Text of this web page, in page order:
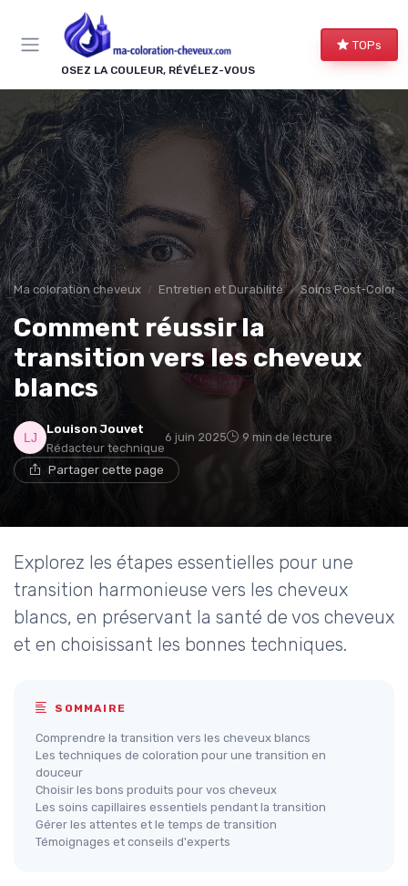
OSEZ LA COULEUR, RÉVÉLEZ-VOUS
TOPs
Ma coloration cheveux Entretien et Durabilité Soins Post-
Comment réussir la
transition vers les cheveux
blancs
Louison Jouvet
Rédacteur technique
6 juin 2025 9 min de lecture
Partager cette page
Explorez les étapes essentielles pour une
transition harmonieuse vers les cheveux
blancs, en préservant la santé de vos cheveux
et en choisissant les bonnes techniques.
SOMMAIRE
Comprendre la transition vers les cheveux blancs
Les techniques de coloration pour une transition en
douceur
Choisir les bons produits pour vos cheveux
Les soins capillaires essentiels pendant la transition
Gérer les attentes et le temps de transition
Témoignages et conseils d'experts
Panneau de gestion des cookies